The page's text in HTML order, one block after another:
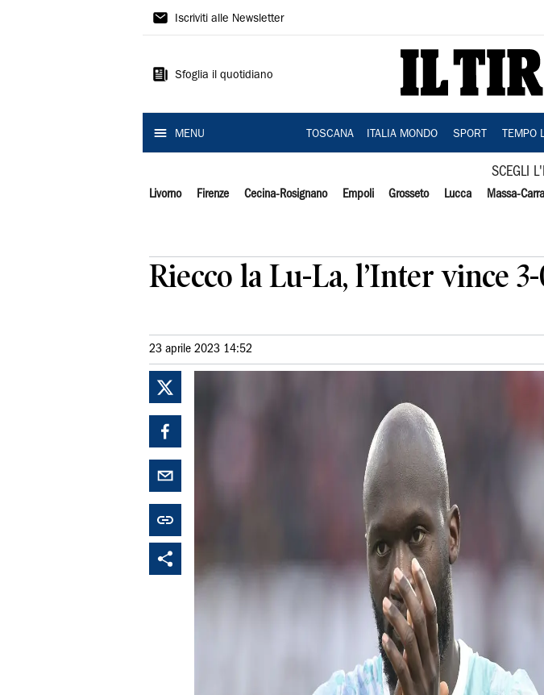
Il
Iscriviti alle Newsletter
Sfoglia il quotidiano
MENU TOSCANA ITALIA MONDO SPORT TEMPO
SCEGLI
Livorno Firenze Cecina-Rosignano Empoli Grosseto Lucca Massa-
Riecco la Lu-La, l’Inter vince
23 aprile 2023 14:52